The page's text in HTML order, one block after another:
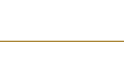
patrimoine